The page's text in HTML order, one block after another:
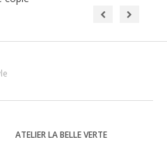
ATELIER LA BELLE VERTE